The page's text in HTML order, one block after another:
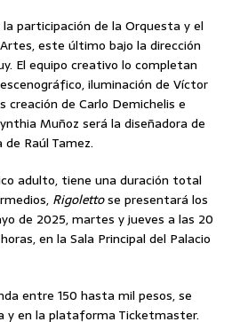
participación de la Orquesta y el
este último bajo la dirección
El equipo creativo lo completan
iluminación de Víctor
creación de Carlo Demichelis e
Muñoz será la diseñadora de
Raúl Tamez.
adulto, tiene una duración total
Rigolettose presentará los
de 2025, martes y jueves a las 20
en la Sala Principal del Palacio
entre 150 hasta mil pesos, se
y en la plataforma Ticketmaster.